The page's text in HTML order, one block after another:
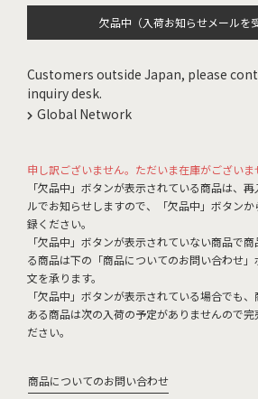
欠品中（入荷お知らせメールを
Customers outside Japan, please
inquiry desk.
Global Network
申し訳ございません。ただいま在庫がございま
「欠品中」ボタンが表示されている商品は、
ルでお知らせしますので、「欠品中」ボタン
録ください。
「欠品中」ボタンが表示されていない商品で
る商品は下の「商品についてのお問い合わせ
文を承ります。
「欠品中」ボタンが表示されている場合でも
ある商品は次の入荷の予定がありませんので完
ださい。
商品についてのお問い合わせ